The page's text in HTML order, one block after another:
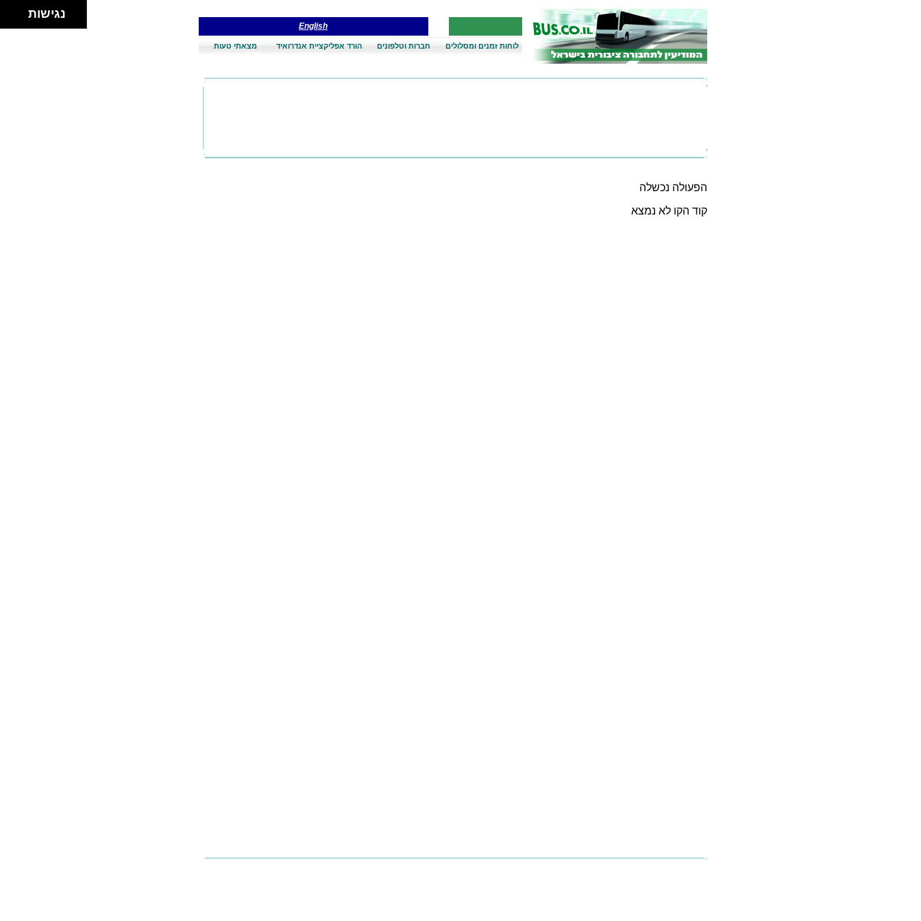
English
לוחות זמנים ומסלולים חברות וטלפונים הורד אפליקציית אנדרואיד מצאתי טעות
הפעולה נכשלה
קוד הקו לא נמצא
נגישות